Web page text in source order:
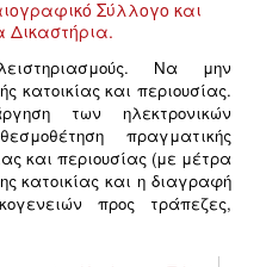
Nα μην
κατοικίας και περιουσίας.
των ηλεκτρονικών
πραγματικής
και περιουσίας (με μέτρα
κατοικίας και η διαγραφή
προς τράπεζες,